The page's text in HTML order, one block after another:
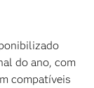
do ano, com
compatíveis